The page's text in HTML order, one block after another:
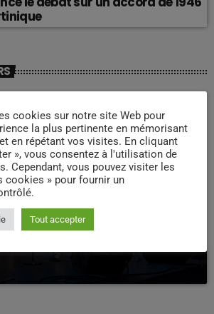
cookies sur notre site Web pour
la plus pertinente en mémorisant
en répétant vos visites. En cliquant
», vous consentez à l'utilisation de
Cependant, vous pouvez visiter les
cookies » pour fournir un
Tout accepter